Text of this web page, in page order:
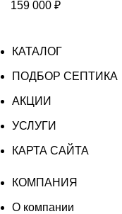
159 000 ₽
КАТАЛОГ
ПОДБОР СЕПТИКА
АКЦИИ
УСЛУГИ
КАРТА САЙТА
КОМПАНИЯ
О компании